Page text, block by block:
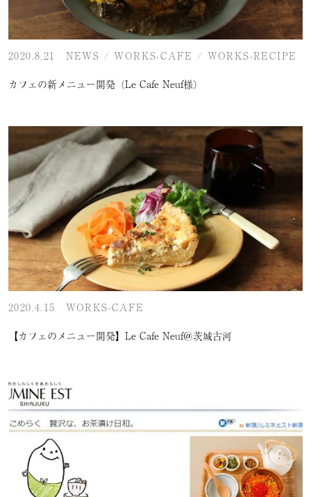
2020.8.21 NEWS /WORKS-CAFE / WORKS-RECIPE
カフェの新メニュー開発（Le Cafe Neuf様）
2020.4.15 WORKS-CAFE
【カフェのメニュー開発】Le Cafe Neuf＠茨城古河